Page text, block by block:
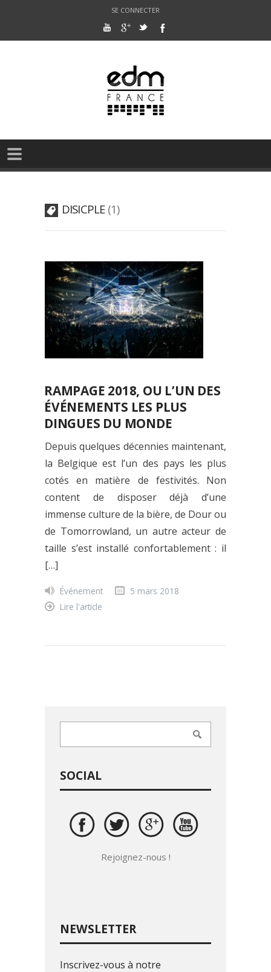
SE CONNECTER
DISICPLE 1
RAMPAGE 2018, OU L’UN DES
ÉVÉNEMENTS LES PLUS
DINGUES DU MONDE
Depuis quelques décennies maintenant,
la Belgique est l’un des pays les plus
cotés en matière de festivités. Non
content de disposer déjà d’une
immense culture de la bière, de Dour ou
de Tomorrowland, un autre acteur de
taille s’est installé confortablement : il
[…]
Événement
5 mars 2018
Lire l'article
SOCIAL
Rejoignez-nous !
NEWSLETTER
Inscrivez-vous à notre